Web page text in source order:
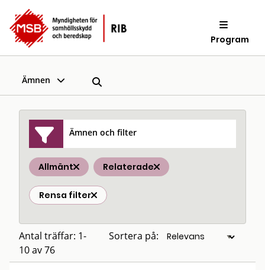
Program
Ämnen
Ämnen och filter
Allmänt Relaterade
Rensa filter
Antal träffar: 1-
10 av 76
Sortera på: